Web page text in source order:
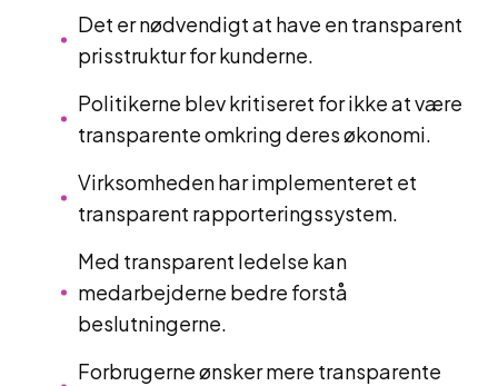
Det er nødvendigt at have en transparent
prisstruktur for kunderne.
Politikerne blev kritiseret for ikke at være
transparente omkring deres økonomi.
Virksomheden har implementeret et
transparent rapporteringssystem.
Med transparent ledelse kan
medarbejderne bedre forstå
beslutningerne.
Forbrugerne ønsker mere transparente